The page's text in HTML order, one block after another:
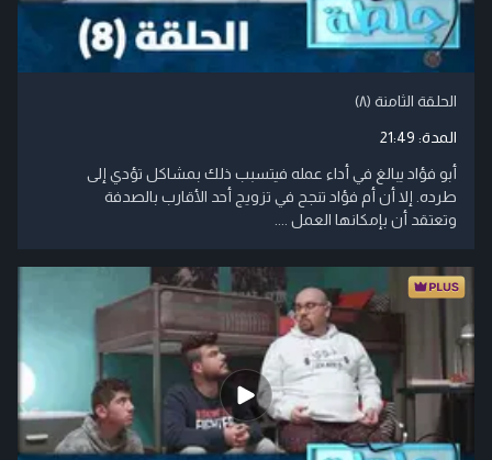
الحلقة الثامنة (۸)
المدة: 21:49
أبو فؤاد يبالغ في أداء عمله فيتسبب ذلك بمشاكل تؤدي إلى
طرده. إلا أن أم فؤاد تنجح في تزويج أحد الأقارب بالصدفة
وتعتقد أن بإمكانها العمل ....